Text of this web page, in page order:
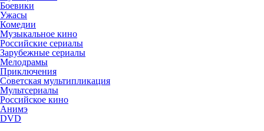
Боевики
Ужасы
Комедии
Музыкальное кино
Российские сериалы
Зарубежные сериалы
Мелодрамы
Приключения
Советская мультипликация
Мультсериалы
Российское кино
Анимэ
DVD